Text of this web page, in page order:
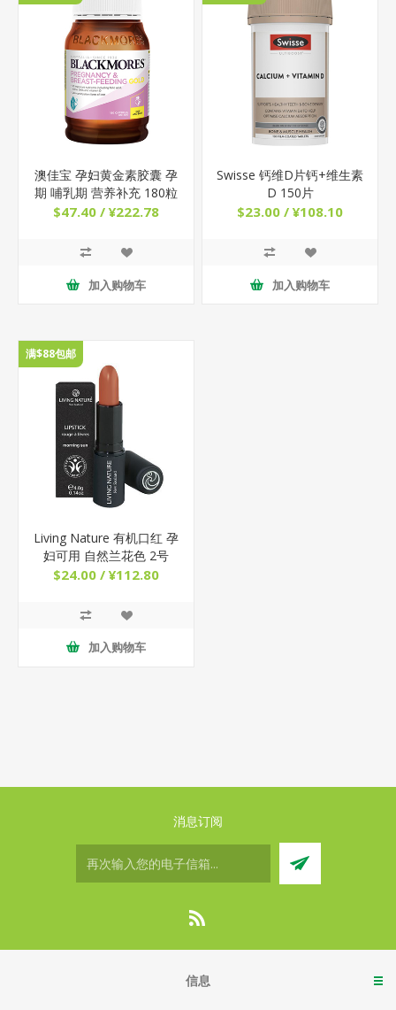
澳佳宝 孕妇黄金素胶囊 孕
期 哺乳期 营养补充 180粒
$47.40 / ¥222.78
加入购物车
Swisse 钙维D片钙+维生素
D 150片
$23.00 / ¥108.10
加入购物车
满$88包邮
Living Nature 有机口红 孕
妇可用 自然兰花色 2号
$24.00 / ¥112.80
加入购物车
消息订阅
信息